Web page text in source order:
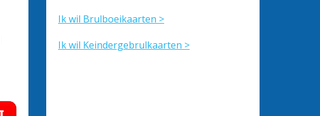
Ik wil Brulboeikaarten >
Ik wil Keindergebrulkaarten >